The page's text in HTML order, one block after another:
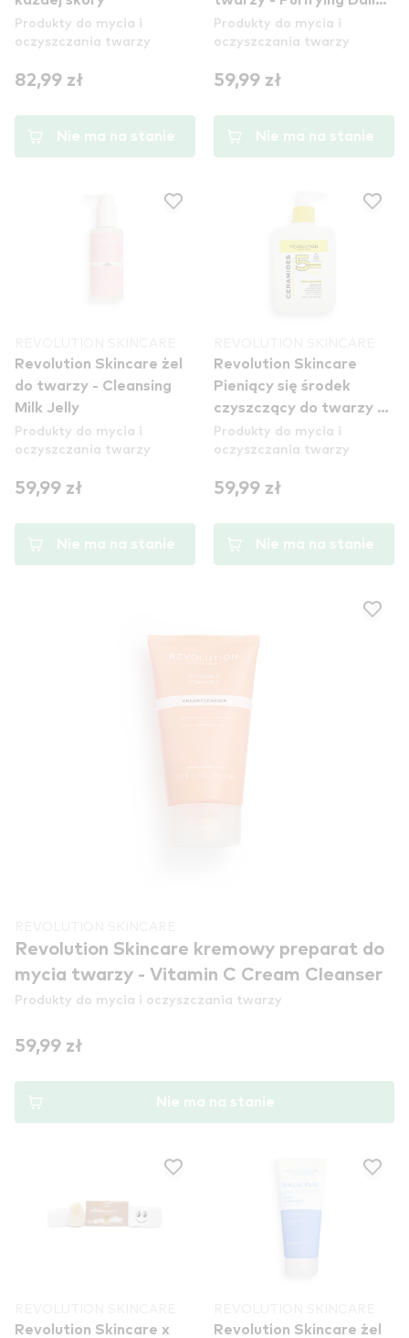
Produkty do mycia i
oczyszczania twarzy
82,99 zł
Nie ma na stanie
Facial Gel Cleanser With
Niacinamide
Produkty do mycia i
oczyszczania twarzy
59,99 zł
Nie ma na stanie
Revolution Skincare żel
do twarzy - Cleansing
Milk Jelly
Produkty do mycia i
oczyszczania twarzy
59,99 zł
Nie ma na stanie
Revolution Skincare
Pieniący się środek
czyszczący do twarzy -
Ceramides Foaming
Cleanser
Produkty do mycia i
oczyszczania twarzy
59,99 zł
Nie ma na stanie
Revolution Skincare kremowy preparat do
mycia twarzy - Vitamin C Cream Cleanser
Produkty do mycia i oczyszczania twarzy
59,99 zł
Nie ma na stanie
Revolution Skincare x
Revolution Skincare żel